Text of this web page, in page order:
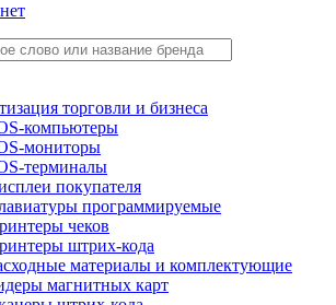
торговли и бизнеса
компьютеры
мониторы
терминалы
покупателя
программируемые
чеков
штрих-кода
материалы и комплектующие
магнитных карт